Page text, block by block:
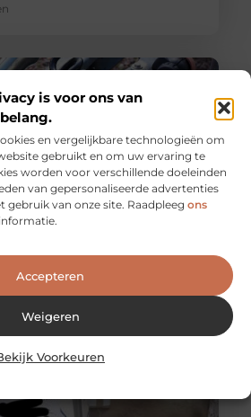
is voor ons van
en vergelijkbare technologieën om
gebruikt en om uw ervaring te
worden voor verschillende doeleinden
van gepersonaliseerde advertenties
gebruik van onze site. Raadpleeg ons
Accepteren
Weigeren
Voorkeuren
onderdelen moet u
van goederen, zowel op